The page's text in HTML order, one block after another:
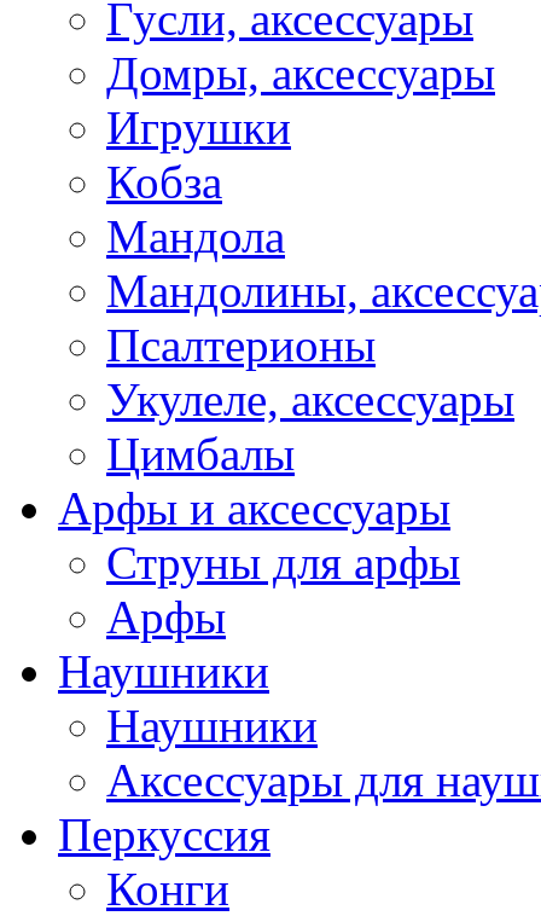
Гусли, аксессуары
Домры, аксессуары
Игрушки
Кобза
Мандола
Мандолины,
Псалтерионы
Укулеле, аксессуары
Цимбалы
Арфы и аксессуары
Струны для арфы
Арфы
Наушники
Наушники
Аксессуары для
Перкуссия
Конги